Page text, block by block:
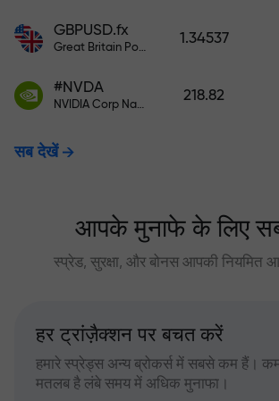
GBPUSD.fx
Great Britain Pound vs US Dollar
1.34537
#NVDA
NVIDIA Corp Nasdaq Stock Exchange (Nasdaq) USD
218.82
सब देखें
आपके मुनाफे के लिए
स्प्रेड, सुरक्षा, और बोनस आपकी नियमित
हर ट्रांज़ैक्शन पर बचत करें
हमारे स्प्रेड्स अन्य ब्रोकर्स में सबसे कम हैं।
मतलब है लंबे समय में अधिक मुनाफा।